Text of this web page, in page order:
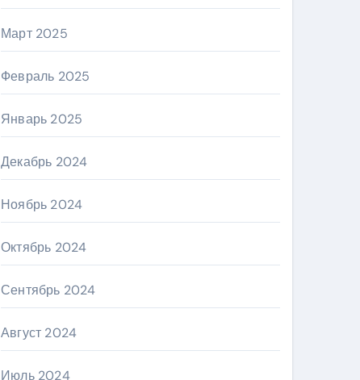
Март 2025
Февраль 2025
Январь 2025
Декабрь 2024
Ноябрь 2024
Октябрь 2024
Сентябрь 2024
Август 2024
Июль 2024